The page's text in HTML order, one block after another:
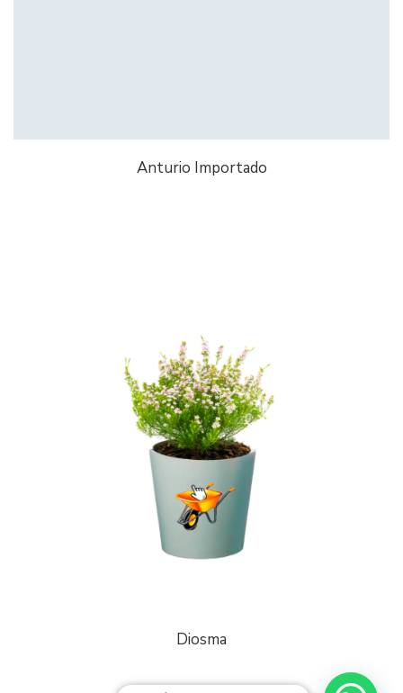
Anturio Importado
Diosma